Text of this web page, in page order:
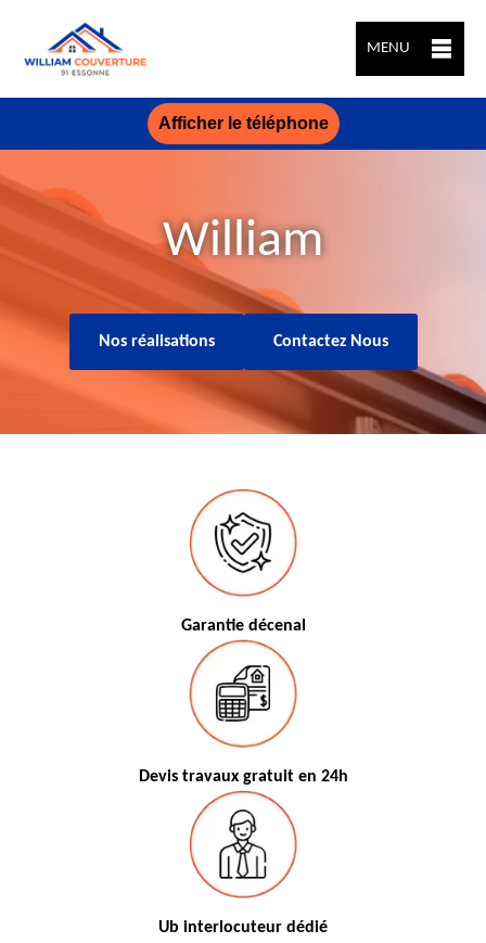
MENU
Afficher le téléphone
William
Nos réalisations Contactez Nous
Garantie décenal
Devis travaux gratuit en 24h
Ub interlocuteur dédié